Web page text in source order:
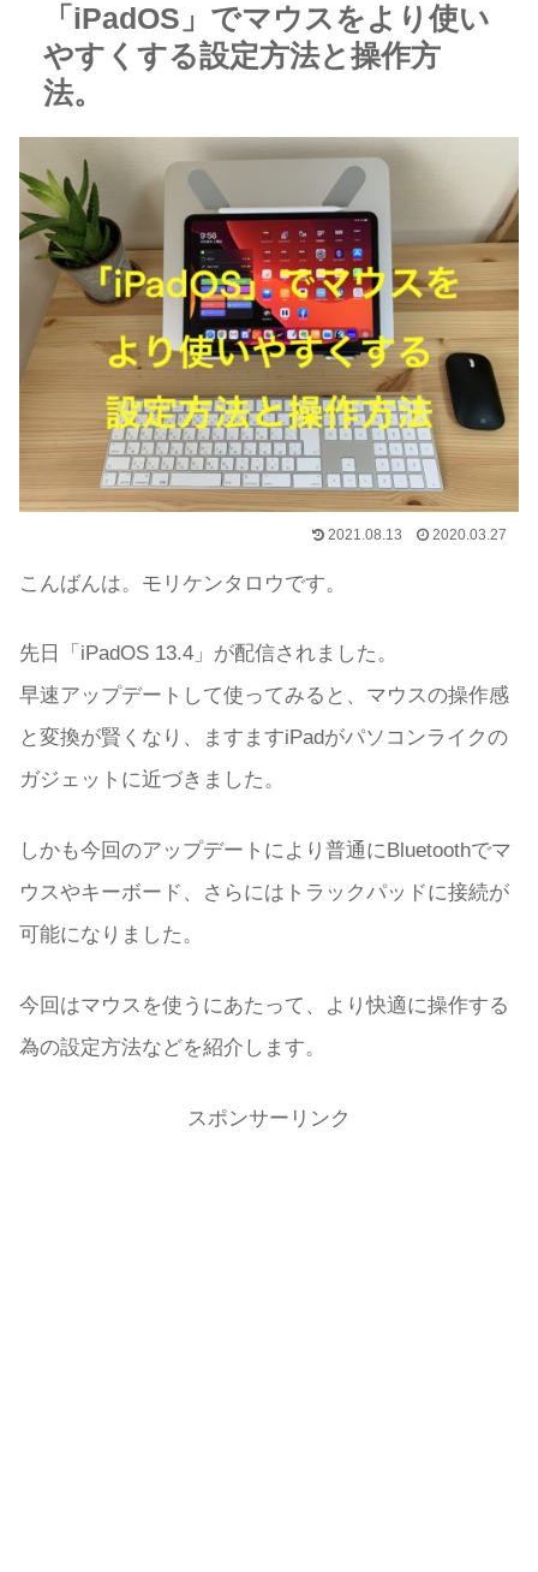
「iPadOS」でマウスをより使い
やすくする設定方法と操作方
法。
2021.08.13 2020.03.27
こんばんは。モリケンタロウです。
先日「iPadOS 13.4」が配信されました。
早速アップデートして使ってみると、マウスの操作感
と変換が賢くなり、ますますiPadがパソコンライクの
ガジェットに近づきました。
しかも今回のアップデートにより普通にBluetoothでマ
ウスやキーボード、さらにはトラックパッドに接続が
可能になりました。
今回はマウスを使うにあたって、より快適に操作する
為の設定方法などを紹介します。
スポンサーリンク